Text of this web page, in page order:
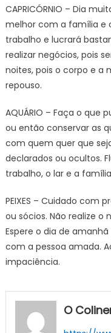
CAPRICÓRNIO – Dia
melhor com a família e
trabalho e lucrará
realizar negócios, pois
noites, pois o corpo e a
repouso.
AQUÁRIO – Faça o que
ou então conservar as
com quem quer que
declarados ou ocultos.
trabalho, o lar e a
PEIXES – Cuidado com
ou sócios. Não realize
Espere o dia de
com a pessoa amada.
impaciência.
O